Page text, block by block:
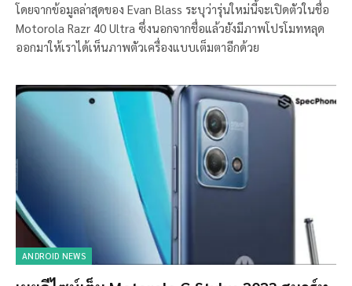
โดยจากข้อมูลล่าสุดของ Evan Blass ระบุว่ารุ่นใหม่นี้จะเปิดตัวในชื่อ
Motorola Razr 40 Ultra ซึ่งนอกจากชื่อแล้วยังมีภาพโปรโมทหลุด
ออกมาให้เราได้เห็นภาพตัวเครื่องแบบเต็มตาอีกด้วย
ANDROID NEWS